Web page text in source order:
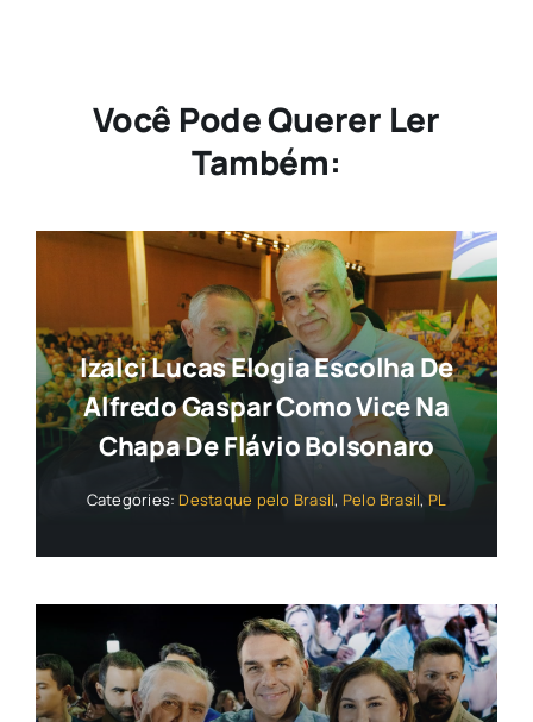
Você Pode Querer Ler
Também:
Izalci Lucas Elogia Escolha De
Alfredo Gaspar Como Vice Na
Chapa De Flávio Bolsonaro
Categories: Destaque pelo Brasil, Pelo Brasil, PL